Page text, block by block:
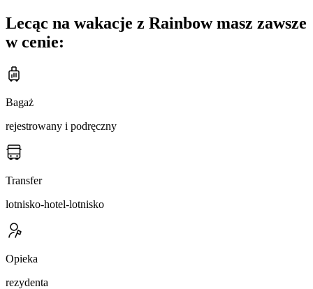
Lecąc na wakacje z Rainbow masz zawsze
w cenie:
Bagaż
rejestrowany i podręczny
Transfer
lotnisko-hotel-lotnisko
Opieka
rezydenta